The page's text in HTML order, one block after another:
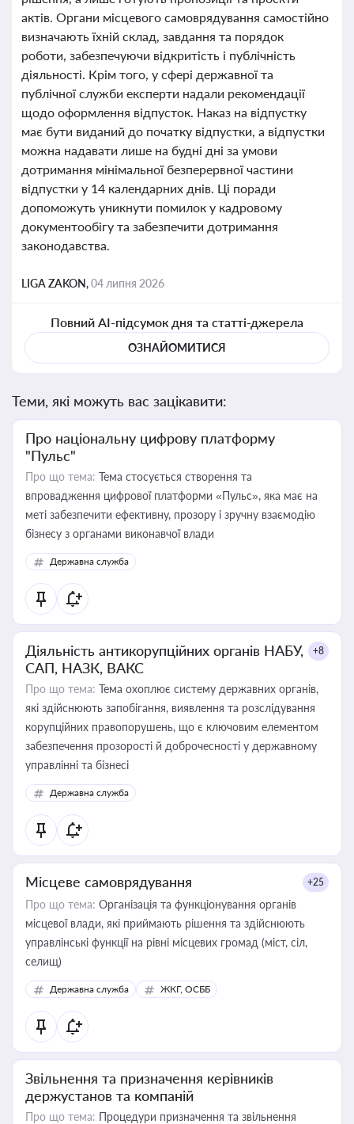
актів. Органи місцевого самоврядування самостійно
визначають їхній склад, завдання та порядок
роботи, забезпечуючи відкритість і публічність
діяльності. Крім того, у сфері державної та
публічної служби експерти надали рекомендації
щодо оформлення відпусток. Наказ на відпустку
має бути виданий до початку відпустки, а відпустки
можна надавати лише на будні дні за умови
дотримання мінімальної безперервної частини
відпустки у 14 календарних днів. Ці поради
допоможуть уникнути помилок у кадровому
документообігу та забезпечити дотримання
законодавства.
LIGA ZAKON,04 липня 2026
Повний AI-підсумок дня та статті-джерела
ОЗНАЙОМИТИСЯ
Теми, які можуть вас зацікавити:
Про національну цифрову платформу
"Пульс"
Про що тема: Тема стосується створення та
впровадження цифрової платформи «Пульс», яка має на
меті забезпечити ефективну, прозору і зручну взаємодію
бізнесу з органами виконавчої влади
Державна служба
Діяльність антикорупційних органів НАБУ,
САП, НАЗК, ВАКС
+8
Про що тема: Тема охоплює систему державних органів,
які здійснюють запобігання, виявлення та розслідування
корупційних правопорушень, що є ключовим елементом
забезпечення прозорості й доброчесності у державному
управлінні та бізнесі
Державна служба
Місцеве самоврядування +25
Про що тема: Організація та функціонування органів
місцевої влади, які приймають рішення та здійснюють
управлінські функції на рівні місцевих громад (міст, сіл,
селищ)
Державна служба ЖКГ, ОСББ
Звільнення та призначення керівників
держустанов та компаній
Про що тема: Процедури призначення та звільнення